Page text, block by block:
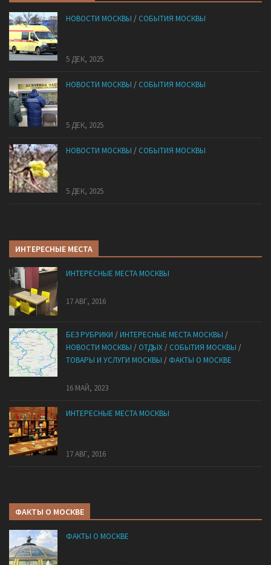
НОВОСТИ МОСКВЫ / СОБЫТИЯ МОСКВЫ
5 ДЕК, 2025
НОВОСТИ МОСКВЫ / СОБЫТИЯ МОСКВЫ
5 ДЕК, 2025
НОВОСТИ МОСКВЫ / СОБЫТИЯ МОСКВЫ
5 ДЕК, 2025
ИНТЕРЕСНЫЕ МЕСТА
ИНТЕРЕСНЫЕ МЕСТА МОСКВЫ
17 АВГ, 2016
БЕЗ РУБРИКИ /ИНТЕРЕСНЫЕ МЕСТА МОСКВЫ /
НОВОСТИ МОСКВЫ / ОТДЫХ / СОБЫТИЯ МОСКВЫ /
ТОВАРЫ И УСЛУГИ МОСКВЫ / ФАКТЫ О МОСКВЕ
16 МАЙ, 2023
ИНТЕРЕСНЫЕ МЕСТА МОСКВЫ
17 АВГ, 2016
ФАКТЫ О МОСКВЕ
ФАКТЫ О МОСКВЕ